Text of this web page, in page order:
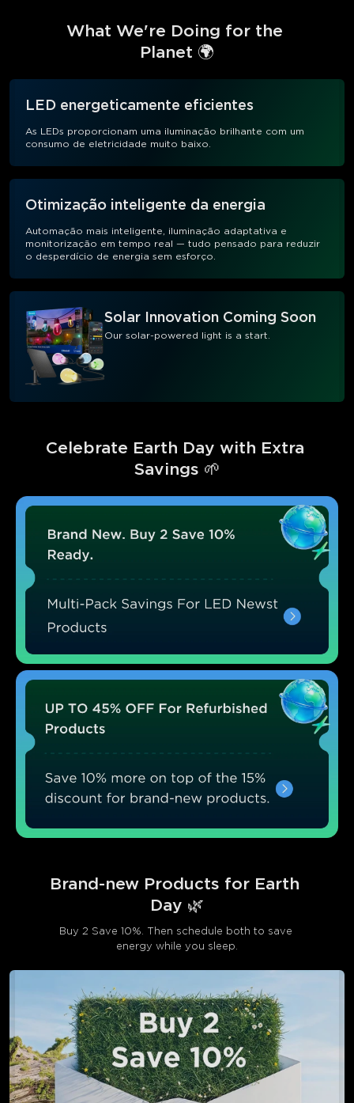
What We're Doing for the
Planet 🌍
LED energeticamente eficientes
As LEDs proporcionam uma iluminação brilhante com um
consumo de eletricidade muito baixo.
Otimização inteligente da energia
Automação mais inteligente, iluminação adaptativa e
monitorização em tempo real — tudo pensado para reduzir
o desperdício de energia sem esforço.
Solar Innovation Coming Soon
Our solar-powered light is a start.
Celebrate Earth Day with Extra
Savings 🌱
Brand-new Products for Earth
Day 🌿
Buy 2 Save 10%. Then schedule both to save
energy while you sleep.